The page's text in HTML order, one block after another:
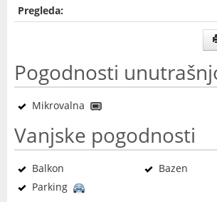
Pregleda:
Pogodnosti
Mikrovalna
Vanjske pogodnosti
Balkon
Bazen
Parking